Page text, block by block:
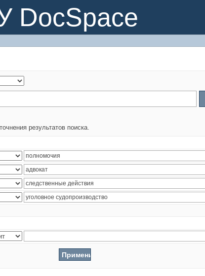
DocSpace
результатов поиска.